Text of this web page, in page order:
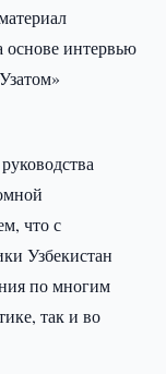
основе интервью
что с
Узбекистан
по многим
так и во